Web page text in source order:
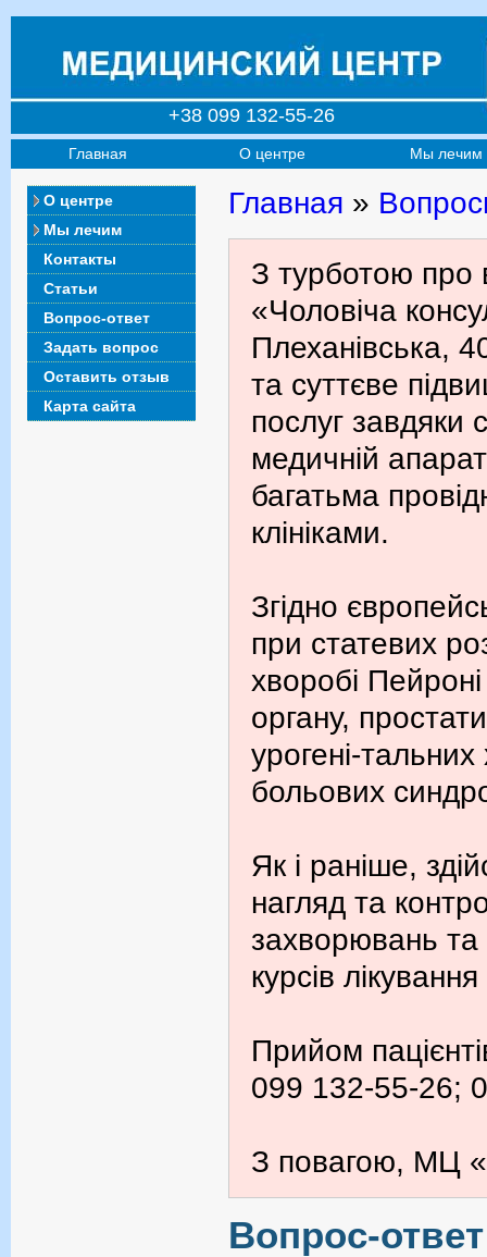
+38 099 132-55-26
Главная О центре Мы лечим
О центре
Мы лечим
Контакты
Статьи
Вопрос-ответ
Задать вопрос
Оставить отзыв
Карта сайта
Главная »
З турботою про
«Чоловіча
Плеханівська,
та суттєве
послуг завдяки
медичній
багатьма
клініками.
Згідно
при статевих
хворобі
органу,
урогені-
больових
Як і раніше,
нагляд та
захворювань
курсів лікування
Прийом
099 132-55-26;
З повагою, МЦ
Вопрос-